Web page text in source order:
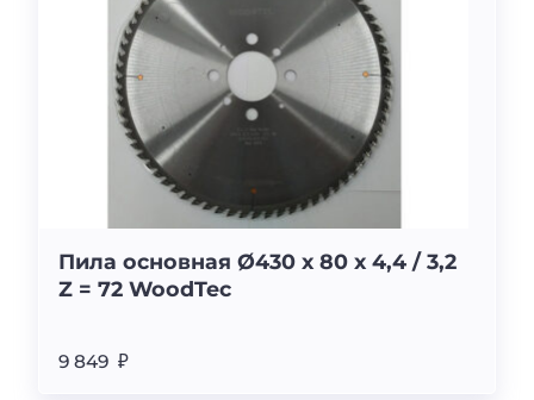
Пила основная Ø430 х 80 х 4,4 / 3,2
Z = 72 WoodTec
9 849 ₽